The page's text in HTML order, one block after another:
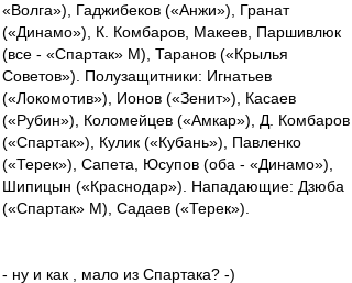
«Волга»), Гаджибеков («Анжи»), Гранат
(«Динамо»), К. Комбаров, Макеев, Паршивлюк
(все - «Спартак» М), Таранов («Крылья
Советов»). Полузащитники: Игнатьев
(«Локомотив»), Ионов («Зенит»), Касаев
(«Рубин»), Коломейцев («Амкар»), Д. Комбаров
(«Спартак»), Кулик («Кубань»), Павленко
(«Терек»), Сапета, Юсупов (оба - «Динамо»),
Шипицын («Краснодар»). Нападающие: Дзюба
(«Спартак» М), Садаев («Терек»).
- ну и как , мало из Спартака? -)